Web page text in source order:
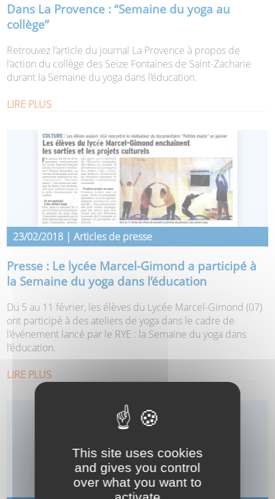
Dans La Provence : “Semaine du yoga au
collège”
Retrouvez l’article du journal La Provence à propos de
l’action du collège des Seize Fontaines de Saint-Zacharie
durant la Semaine du yoga dans l’éducation.
LIRE PLUS
23/02/2018 | Articles de presse
Presse : Le lycée Marcel-Gimond a participé à
la Semaine du yoga dans l’éducation
Du 5 au 11 février, les élèves du Lycée Marcel-Gimond (07)
ont participé à des ateliers de yoga dans le cadre de
l’événement lancé par le RYE : la Semaine du yoga dans
l’éducation.
LIRE PLUS
This site uses cookies
and gives you control
over what you want to